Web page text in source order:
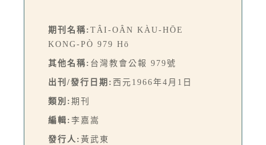
期刊名稱: TÂI-OÂN KÀU-HŌE
KONG-PÒ 979 Hō
其他名稱: 台灣教會公報 979號
出刊/發行日期: 西元1966年4月1日
類別: 期刊
編輯: 李嘉嵩
發行人: 黃武東